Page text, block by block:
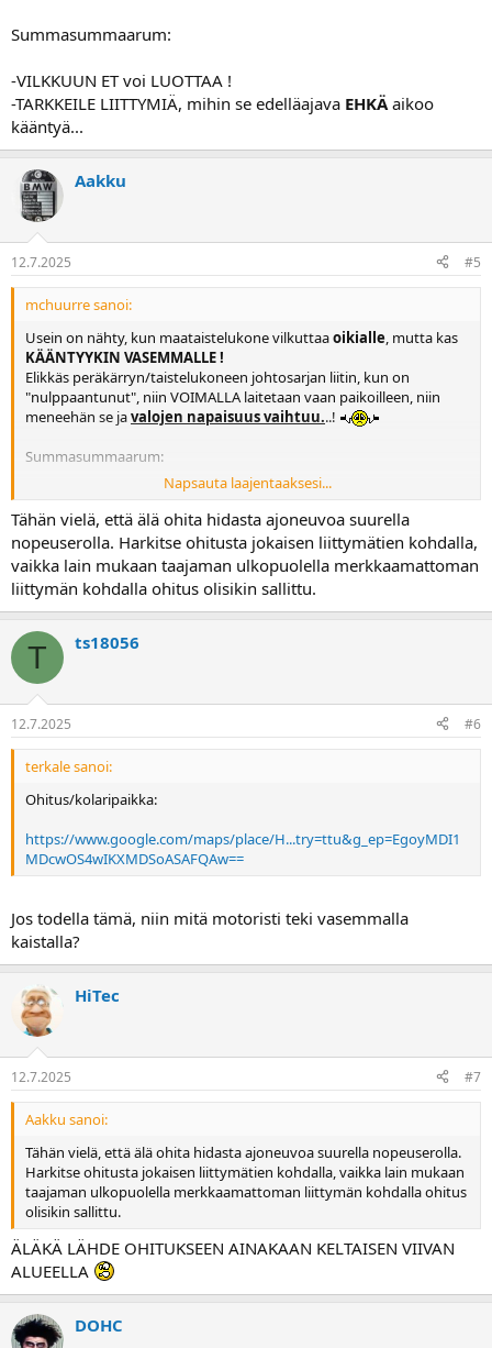
Summasummaarum:
-VILKKUUN ET voi LUOTTAA !
-TARKKEILE LIITTYMIÄ, mihin se edelläajava EHKÄaikoo
kääntyä...
Aakku
12.7.2025 #5
mchuurre sanoi:
Usein on nähty, kun maataistelukone vilkuttaaoikialle , mutta kas
KÄÄNTYYKIN VASEMMALLE !
Elikkäs peräkärryn/taistelukoneen johtosarjan liitin, kun on
"nulppaantunut", niin VOIMALLA laitetaan vaan paikoilleen, niin
meneehän se javalojen napaisuus vaihtuu...!
Summasummaarum:
-VILKKUUN ET voi LUOTTAA !
-TARKKEILE LIITTYMIÄ, mihin se edelläajavaEHKÄ aikoo kääntyä...
Napsauta laajentaaksesi...
Tähän vielä, että älä ohita hidasta ajoneuvoa suurella
nopeuserolla. Harkitse ohitusta jokaisen liittymätien kohdalla,
vaikka lain mukaan taajaman ulkopuolella merkkaamattoman
liittymän kohdalla ohitus olisikin sallittu.
T ts18056
12.7.2025 #6
terkale sanoi:
Ohitus/kolaripaikka:
https://www.google.com/maps/place/H...try=ttu&g_ep=EgoyMDI1
MDcwOS4wIKXMDSoASAFQAw==
Jos todella tämä, niin mitä motoristi teki vasemmalla
kaistalla?
HiTec
12.7.2025 #7
Aakku sanoi:
Tähän vielä, että älä ohita hidasta ajoneuvoa suurella nopeuserolla.
Harkitse ohitusta jokaisen liittymätien kohdalla, vaikka lain mukaan
taajaman ulkopuolella merkkaamattoman liittymän kohdalla ohitus
olisikin sallittu.
ÄLÄKÄ LÄHDE OHITUKSEEN AINAKAAN KELTAISEN VIIVAN
ALUEELLA
DOHC